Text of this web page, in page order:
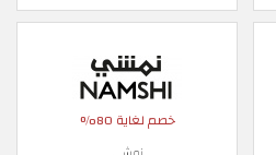
خصم لغاية 80%